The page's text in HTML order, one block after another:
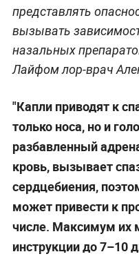
представлять
вызывать
назальных
Лайфом лор-врач
"Капли приводят к
только носа, но и
разбавленный
кровь, вызывает
сердцебиения,
может привести к
числе. Максимум их
инструкции до 7–10